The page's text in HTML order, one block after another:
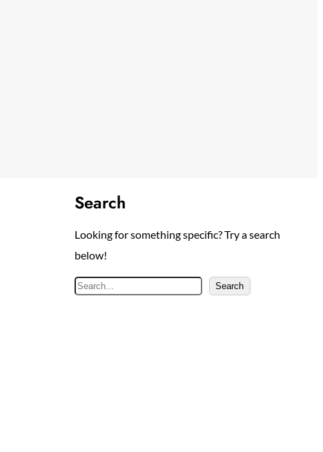
Search
Looking for something specific? Try a search
below!
S
Search